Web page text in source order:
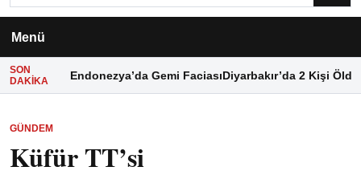
Menü
SON
DAKIKA
Endonezya’da Gemi FaciasıDiyarbakır’da 2 Kişi Öldü
GÜNDEM
Küfür TT’si